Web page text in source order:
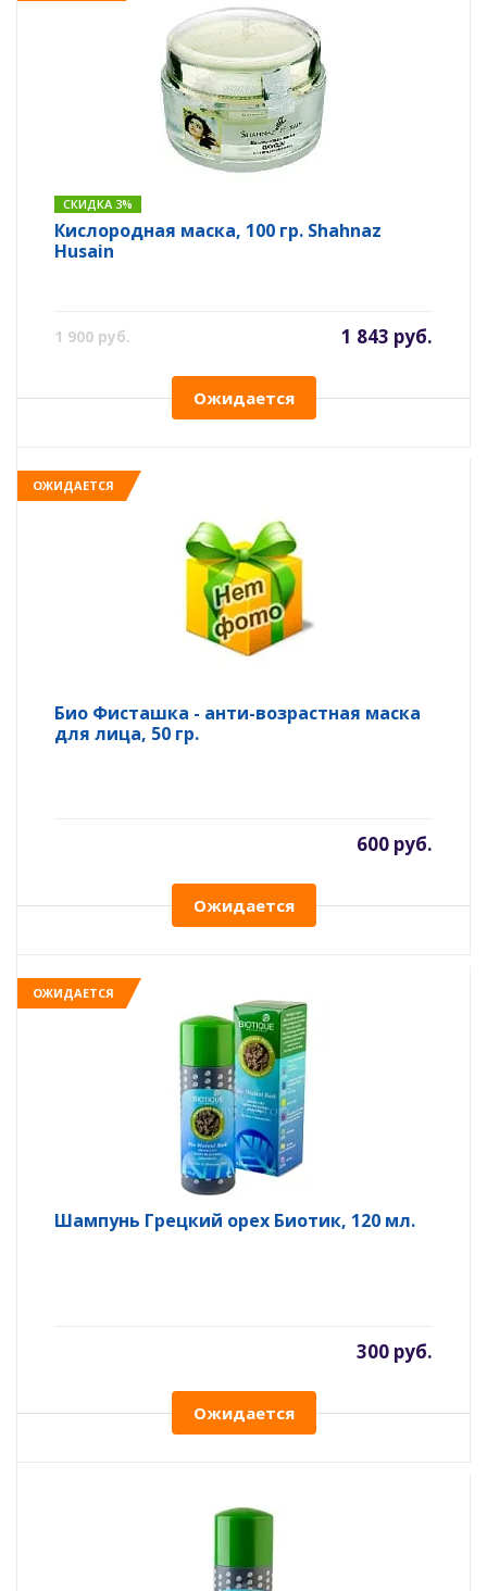
СКИДКА 3%
Кислородная маска, 100 гр. Shahnaz
Husain
1 900 руб. 1 843 руб.
Ожидается
ОЖИДАЕТСЯ
Био Фисташка - анти-возрастная маска
для лица, 50 гр.
600 руб.
Ожидается
ОЖИДАЕТСЯ
Шампунь Грецкий орех Биотик, 120 мл.
300 руб.
Ожидается